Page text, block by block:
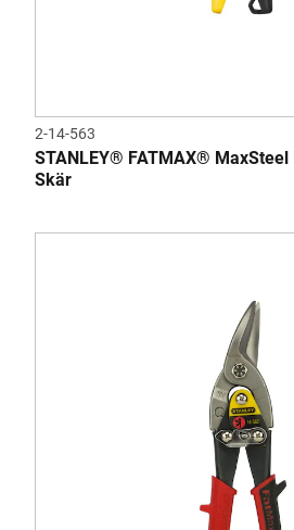
2-14-563
STANLEY® FATMAX®
Skär